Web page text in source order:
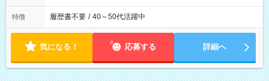
特徴 履歴書不要 / 40～50代活躍中
気になる！ 応募する 詳細へ